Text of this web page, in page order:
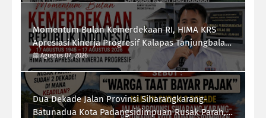
Momentum Bulan Kemerdekaan RI, HIMA KRS
Apresiasi Kinerja Progresif Kalapas Tanjungbalai,
Refin Tua Simanullang
Agustus 07, 2026
Dua Dekade Jalan Provinsi Siharangkarang-
Batunadua Kota Padangsidimpuan Rusak Parah,